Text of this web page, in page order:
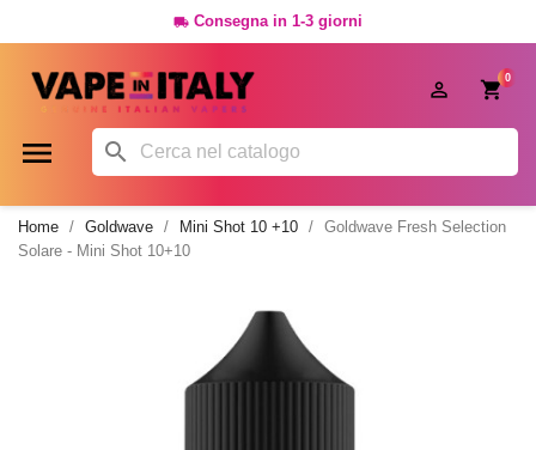
 Consegna in 1-3 giorni
0

 
Home Goldwave Mini Shot 10 +10
Goldwave Fresh Selection
Solare - Mini Shot 10+10